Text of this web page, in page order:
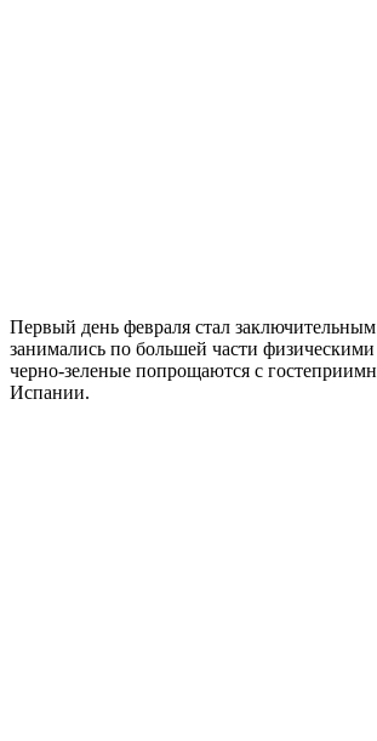
Первый день февраля стал
занимались по большей части
черно-зеленые попрощаются с
Испании.